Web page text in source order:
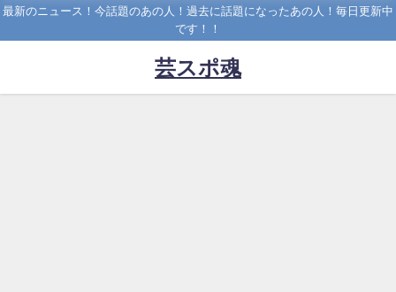
最新のニュース！今話題のあの人！過去に話題になったあの人！毎日更新中
です！！
芸スポ魂